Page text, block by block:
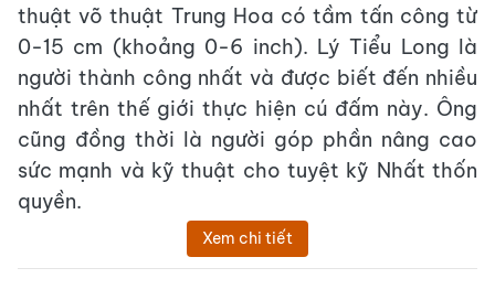
thuật võ thuật Trung Hoa có tầm tấn công từ
0-15 cm (khoảng 0-6 inch). Lý Tiểu Long là
người thành công nhất và được biết đến nhiều
nhất trên thế giới thực hiện cú đấm này. Ông
cũng đồng thời là người góp phần nâng cao
sức mạnh và kỹ thuật cho tuyệt kỹ Nhất thốn
quyền.
Xem chi tiết